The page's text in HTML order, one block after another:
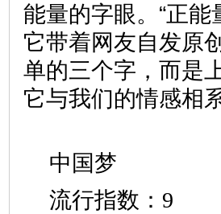
能量的字眼。“正能
它带着网友自发原
单的三个字，而是
它与我们的情感
中国梦
流行指数：9